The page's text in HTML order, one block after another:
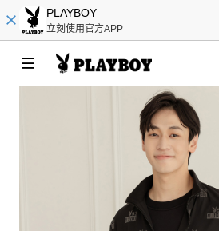
PLAYBOY
立刻使用官方APP